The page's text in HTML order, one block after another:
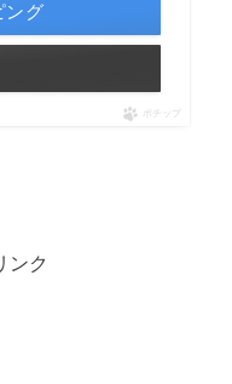
ング
ポチップ
ンク